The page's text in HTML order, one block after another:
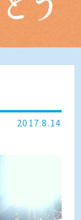
2017.8.14